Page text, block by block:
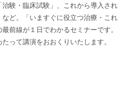
験・臨床試験」、これから導入され
ど。「いますぐに役立つ治療・これ
前線が１日でわかるセミナーです。
って講演をおおくりいたします。